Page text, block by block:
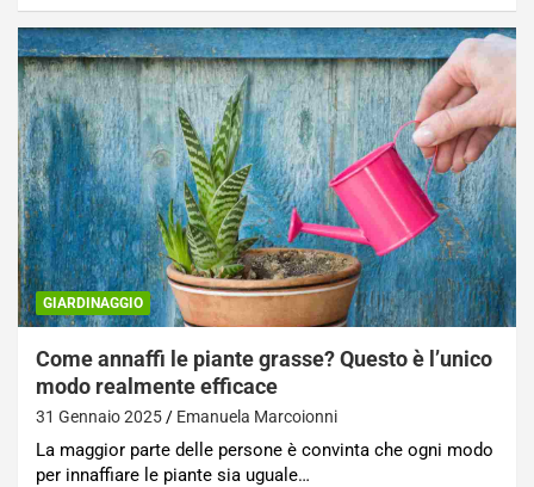
GIARDINAGGIO
Come annaffi le piante grasse? Questo è l’unico
modo realmente efficace
31 Gennaio 2025 Emanuela Marcoionni
La maggior parte delle persone è convinta che ogni modo
per innaffiare le piante sia uguale…